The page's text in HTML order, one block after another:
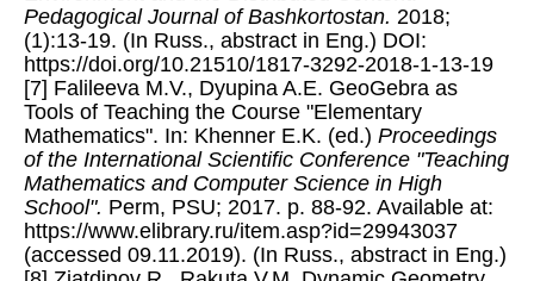
Pedagogical Journal of Bashkortostan. 2018;
(1):13-19. (In Russ., abstract in Eng.) DOI:
https://doi.org/10.21510/1817-3292-2018-1-13-19
[7] Falileeva M.V., Dyupina A.E. GeoGebra as
Tools of Teaching the Course "Elementary
Mathematics". In: Khenner E.K. (ed.) Proceedings
of the International Scientific Conference "Teaching
Mathematics and Computer Science in High
School". Perm, PSU; 2017. p. 88-92. Available at:
https://www.elibrary.ru/item.asp?id=29943037
(accessed 09.11.2019). (In Russ., abstract in Eng.)